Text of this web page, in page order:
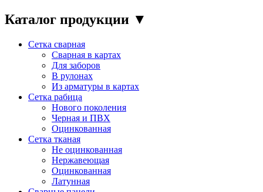
Каталог продукции ▼
Сетка сварная
Сварная в картах
Для заборов
В рулонах
Из арматуры в картах
Сетка рабица
Нового поколения
Черная и ПВХ
Оцинкованная
Сетка тканая
Не оцинкованная
Нержавеющая
Оцинкованная
Латунная